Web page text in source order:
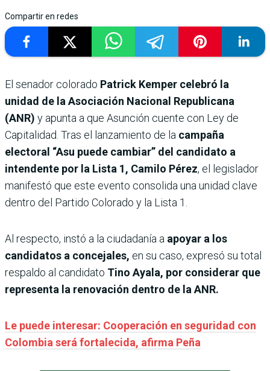
Compartir en redes
El senador colorado Patrick Kemper celebró la
unidad de la Asociación Nacional Republicana
(ANR) y apunta a que Asunción cuente con Ley de
Capitalidad. Tras el lanzamiento de la campaña
electoral “Asu puede cambiar” del candidato a
intendente por la Lista 1, Camilo Pérez, el legislador
manifestó que este evento consolida una unidad clave
dentro del Partido Colorado y la Lista 1.
Al respecto, instó a la ciudadanía a apoyar a los
candidatos a concejales, en su caso, expresó su total
respaldo al candidato Tino Ayala, por considerar que
representa la renovación dentro de la ANR.
Le puede interesar: Cooperación en seguridad con
Colombia será fortalecida, afirma Peña